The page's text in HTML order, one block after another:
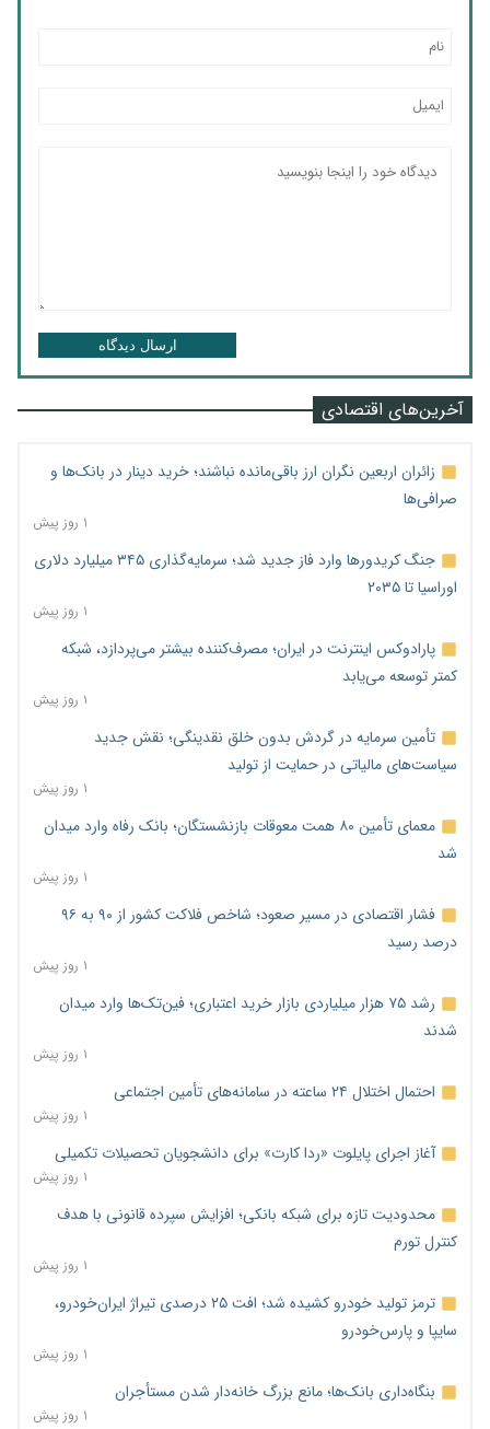
ارسال دیدگاه
آخرین‌های اقتصادی
زائران اربعین نگران ارز باقی‌مانده نباشند؛ خرید دینار در بانک‌ها و
صرافی‌ها
۱ روز پیش
جنگ کریدورها وارد فاز جدید شد؛ سرمایه‌گذاری ۳۴۵ میلیارد دلاری
اوراسیا تا ۲۰۳۵
۱ روز پیش
پارادوکس اینترنت در ایران؛ مصرف‌کننده بیشتر می‌پردازد، شبکه
کمتر توسعه می‌یابد
۱ روز پیش
تأمین سرمایه در گردش بدون خلق نقدینگی؛ نقش جدید
سیاست‌های مالیاتی در حمایت از تولید
۱ روز پیش
معمای تأمین ۸۰ همت معوقات بازنشستگان؛ بانک رفاه وارد میدان
شد
۱ روز پیش
فشار اقتصادی در مسیر صعود؛ شاخص فلاکت کشور از ۹۰ به ۹۶
درصد رسید
۱ روز پیش
رشد ۷۵ هزار میلیاردی بازار خرید اعتباری؛ فین‌تک‌ها وارد میدان
شدند
۱ روز پیش
احتمال اختلال ۲۴ ساعته در سامانه‌های تأمین اجتماعی
۱ روز پیش
آغاز اجرای پایلوت «ردا کارت» برای دانشجویان تحصیلات تکمیلی
۱ روز پیش
محدودیت تازه برای شبکه بانکی؛ افزایش سپرده قانونی با هدف
کنترل تورم
۱ روز پیش
ترمز تولید خودرو کشیده شد؛ افت ۲۵ درصدی تیراژ ایران‌خودرو،
سایپا و پارس‌خودرو
۱ روز پیش
بنگاه‌داری بانک‌ها؛ مانع بزرگ خانه‌دار شدن مستأجران
۱ روز پیش